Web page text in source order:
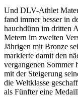
Und DLV-Athlet
fand immer besser in
hauchdünn im dritten
Metern im zweiten
Jährigen mit Bronze
markierte damit den
vergangenen Sommer
mit der Steigerung
die Weltklasse
als Fünfter eine